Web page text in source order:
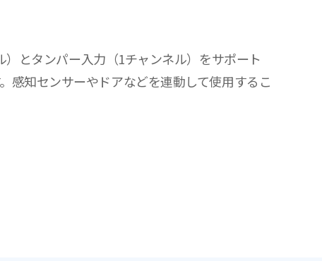
とタンパー入力（1チャンネル）をサポート
感知センサーやドアなどを連動して使用するこ